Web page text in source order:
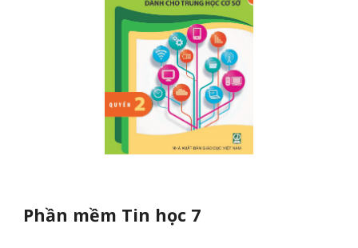
Phần mềm Tin học 7